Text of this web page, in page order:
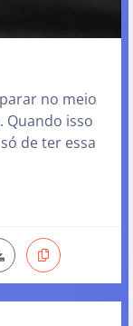
no meio
Quando isso
de ter essa